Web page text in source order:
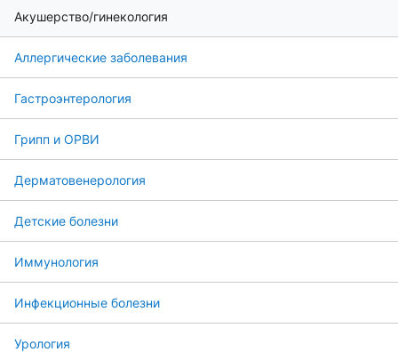
Акушерство/гинекология
Аллергические заболевания
Гастроэнтерология
Грипп и ОРВИ
Дерматовенерология
Детские болезни
Иммунология
Инфекционные болезни
Урология